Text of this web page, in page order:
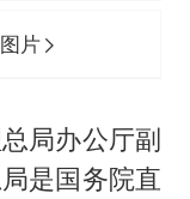
片
局办公厅副
是国务院直